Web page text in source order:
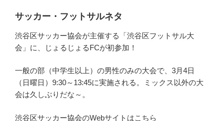
サッカー・フットサルネタ
渋谷区サッカー協会が主催する「渋谷区フットサル大
会」に、じょるじょるFCが初参加！
一般の部（中学生以上）の男性のみの大会で、3月4日
（日曜日）9:30～13:45に実施される。ミックス以外の大
会は久しぶりだな～。
渋谷区サッカー協会のWebサイトはこちら